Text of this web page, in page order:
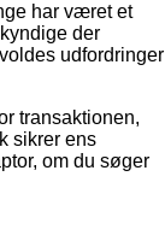
har været et
der
udfordringer
transaktionen,
sikrer ens
om du søger